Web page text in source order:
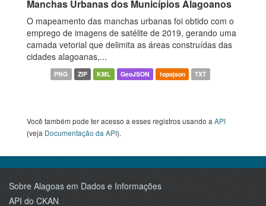
Manchas Urbanas dos Municípios Alagoanos
O mapeamento das manchas urbanas foi obtido com o
emprego de imagens de satélite de 2019, gerando uma
camada vetorial que delimita as áreas construídas das
cidades alagoanas,...
PNG ZIP KML GeoJSON topojson TXT
Você também pode ter acesso a esses registros usando a API
(veja Documentação da API).
Sobre Alagoas em Dados e Informações
API do CKAN